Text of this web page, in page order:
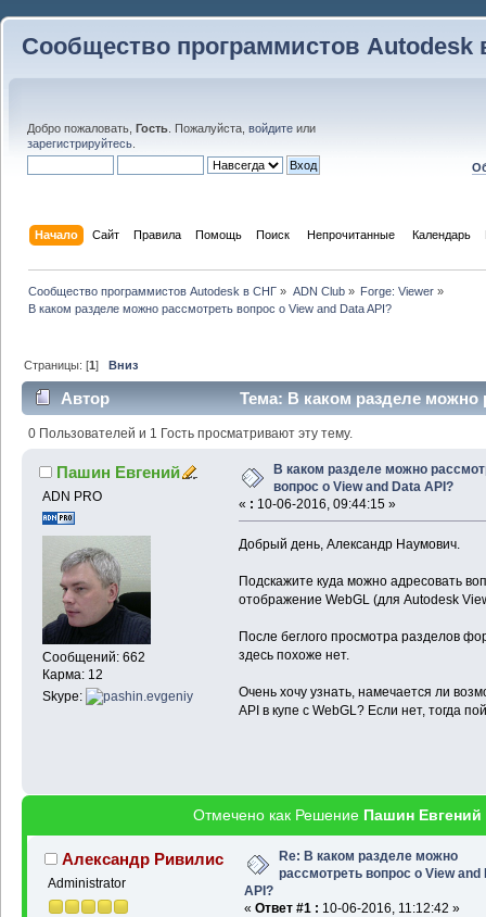
Сообщество программистов Autodesk
Добро пожаловать, Гость . Пожалуйста, войдите или
зарегистрируйтесь
Начало Сайт Правила Помощь Поиск Непрочитанные Календарь
Сообщество программистов Autodesk в СНГ » ADN Club» Forge: Viewer»
В каком разделе можно рассмотреть вопрос о View and Data API?
Страницы: [1]Вниз
Автор
Тема: В каком разделе можно
API? (Прочитано 39787 раз)
0 Пользователей и 1 Гость просматривают эту тему.
Пашин Евгений
ADN PRO
Сообщений: 662
Карма: 12
Skype:
В каком разделе можно
вопрос о View and Data API?
« : 10-06-2016, 09:44:15 »
Добрый день, Александр Наумович.
Подскажите куда можно адресовать
отображение WebGL (для Autodesk
После беглого просмотра разделов
здесь похоже нет.
Очень хочу узнать, намечается ли
API в купе с WebGL? Если нет, тогда
Отмечено как Решение Пашин Евгений
Александр Ривилис
Administrator
Re: В каком разделе можно
рассмотреть вопрос о View and
API?
« Ответ #1 : 10-06-2016, 11:12:42 »